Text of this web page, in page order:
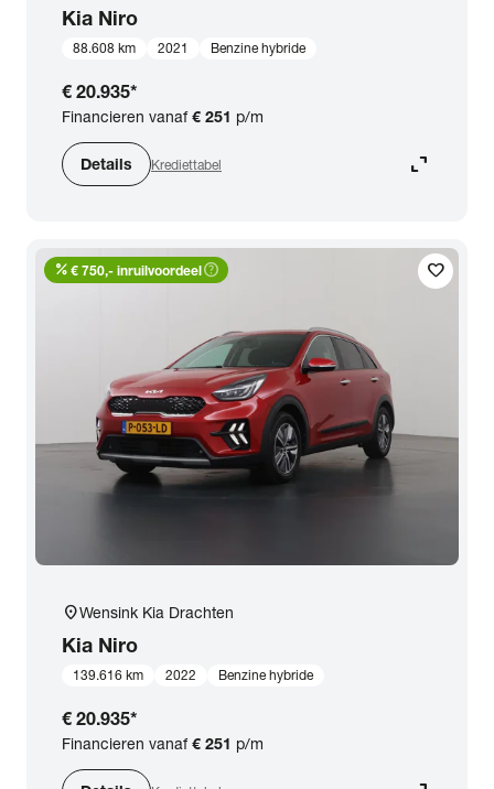
Kia Niro
88.608 km 2021 Benzine hybride
€ 20.935*
Financieren vanaf€ 251 p/m
Details Krediettabel expand_content
favorite
percent € 750,- inruilvoordeelhelp_outline
location_onWensink Kia Drachten
Kia Niro
139.616 km 2022 Benzine hybride
€ 20.935*
Financieren vanaf€ 251 p/m